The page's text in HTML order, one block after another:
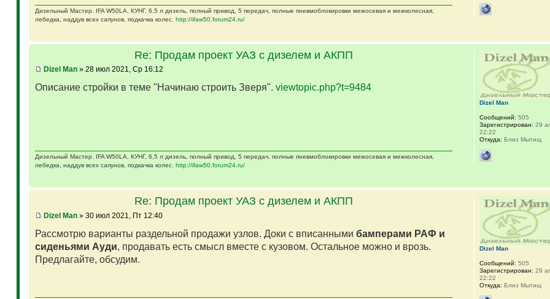
Дизельный Мастер. IFA W50LA, КУНГ, 6,5 л дизель, полный привод, 5 передач, полные пневмоблокировки межосевая и межколесная,
лебедка, наддув всех сапунов, подкачка колес. http://ifaw50.forum24.ru/
Re: Продам проект УАЗ с дизелем и АКПП
Dizel Man» 28 июл 2021, Ср 16:12
Описание стройки в теме "Начинаю строить Зверя". viewtopic.php?t=9484
Дизельный Мастер. IFA W50LA, КУНГ, 6,5 л дизель, полный привод, 5 передач, полные пневмоблокировки межосевая и межколесная,
лебедка, наддув всех сапунов, подкачка колес. http://ifaw50.forum24.ru/
Dizel Man
Сообщений: 505
Зарегистрирован: 29
22:22
Откуда: Близ Мытищ
Re: Продам проект УАЗ с дизелем и АКПП
Dizel Man» 30 июл 2021, Пт 12:40
Рассмотрю варианты раздельной продажи узлов. Доки с вписанными бамперами РАФ и
сиденьями Ауди, продавать есть смысл вместе с кузовом. Остальное можно и врозь.
Предлагайте, обсудим.
Dizel Man
Сообщений: 505
Зарегистрирован: 29
22:22
Откуда: Близ Мытищ